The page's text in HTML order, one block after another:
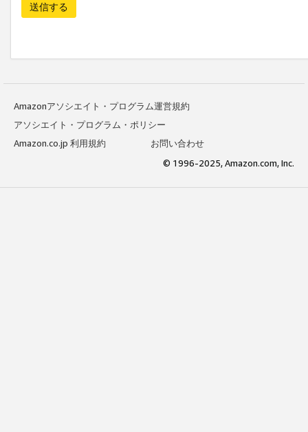
送信する
Amazonアソシエイト・プログラム運営規約
アソシエイト・プログラム・ポリシー
Amazon.co.jp 利用規約
お問い合わせ
© 1996-2025, Amazon.com, Inc.